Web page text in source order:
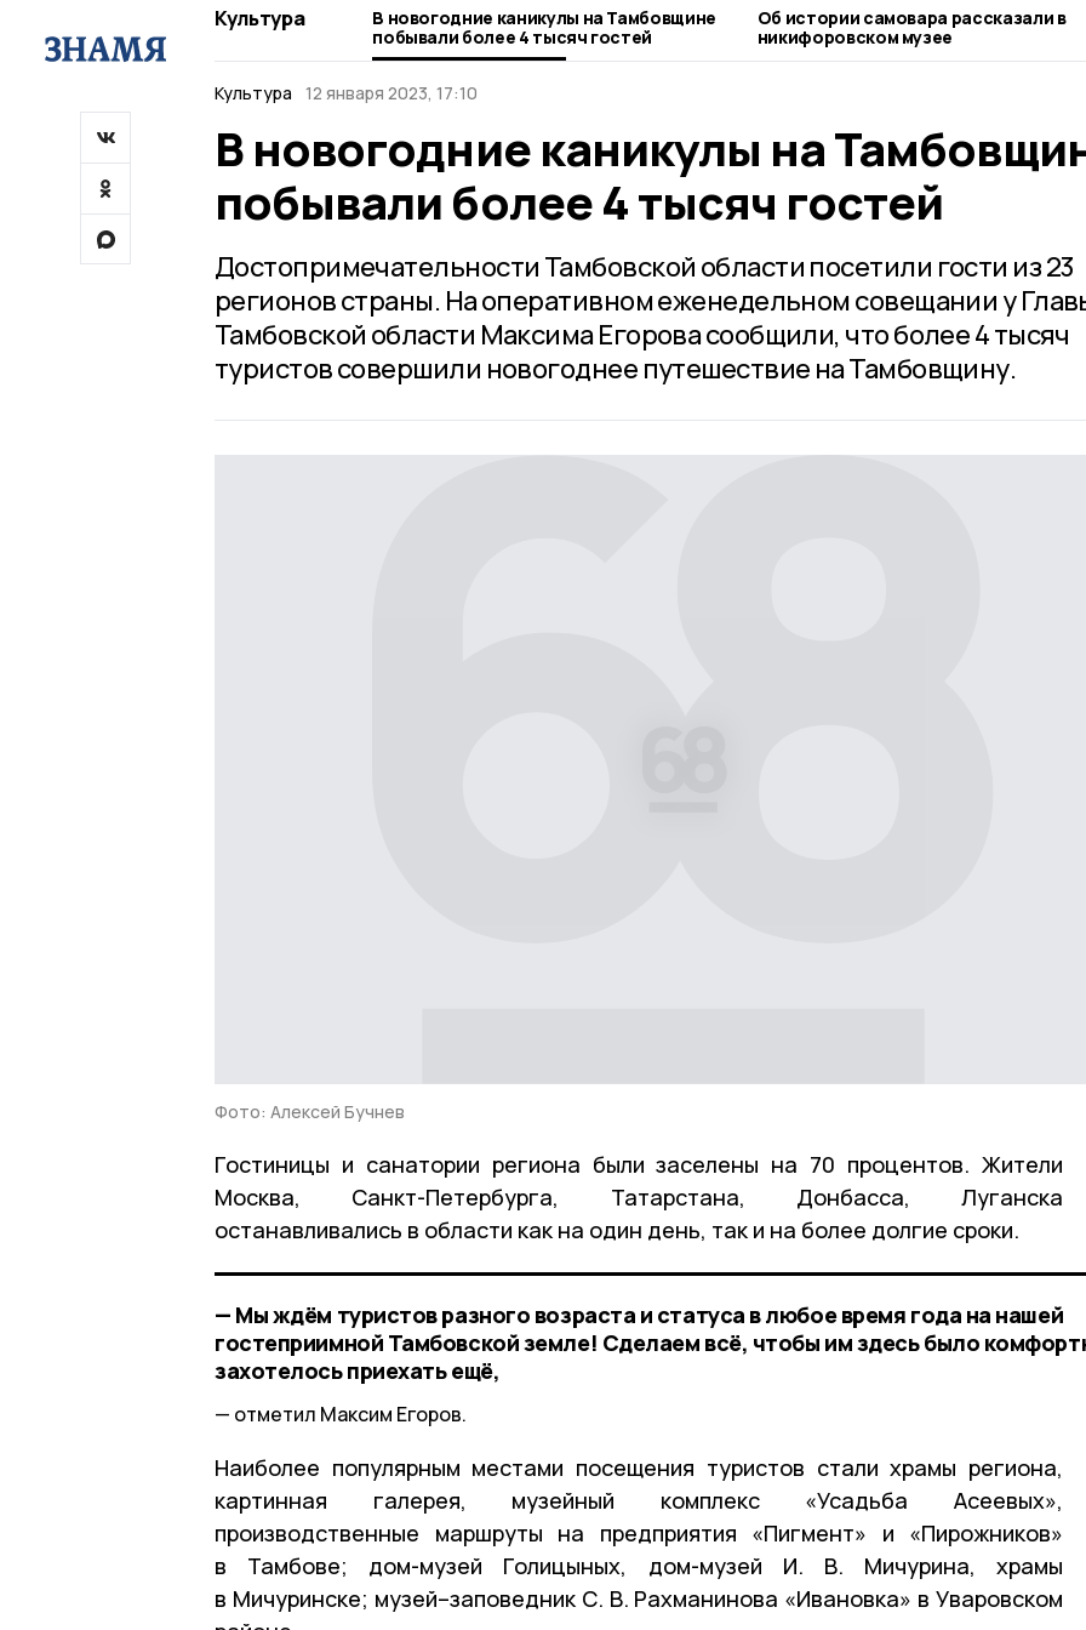
Культура
В новогодние каникулы на Тамбовщине
побывали более 4 тысяч гостей
Об истории самовара рассказали в
никифоровском музее
Культура 12 января 2023, 17:10
В новогодние каникулы на
побывали более 4 тысяч гостей
Достопримечательности Тамбовской области посетили гости из 23
регионов страны. На оперативном еженедельном совещании у
Тамбовской области Максима Егорова сообщили, что более 4 тысяч
туристов совершили новогоднее путешествие на Тамбовщину.
Фото: Алексей Бучнев
Гостиницы и санатории региона были заселены на 70 процентов. Жители
Москва, Санкт-Петербурга, Татарстана, Донбасса, Луганска
останавливались в области как на один день, так и на более долгие сроки.
— Мы ждём туристов разного возраста и статуса в любое время года на нашей
гостеприимной Тамбовской земле! Сделаем всё, чтобы им здесь было
захотелось приехать ещё,
отметил Максим Егоров.
Наиболее популярным местами посещения туристов стали храмы региона,
картинная галерея, музейный комплекс «Усадьба Асеевых»,
производственные маршруты на предприятия «Пигмент» и «Пирожников»
в Тамбове; дом-музей Голицыных, дом-музей И. В. Мичурина, храмы
в Мичуринске; музей–заповедник С. В. Рахманинова «Ивановка» в Уваровском